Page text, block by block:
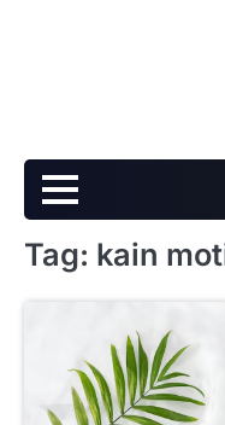
Tag: kain